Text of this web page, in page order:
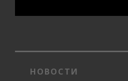
НОВОСТИ